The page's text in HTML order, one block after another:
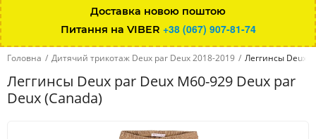
Доставка новою поштою
Питання на VIBER +38 (067) 907-81-74
Головна / Дитячий трикотаж Deux par Deux 2018-2019 / Леггинсы Deux
Леггинсы Deux par Deux M60-929 Deux par
Deux (Canada)